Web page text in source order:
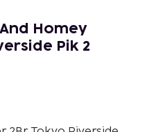
- 19,9 km
21,9 km
Intl.) - 40,8 km
Homey
Pik 2